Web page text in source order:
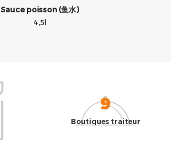
Sauce poisson (鱼水)
4,5l
9
Boutiques traiteur